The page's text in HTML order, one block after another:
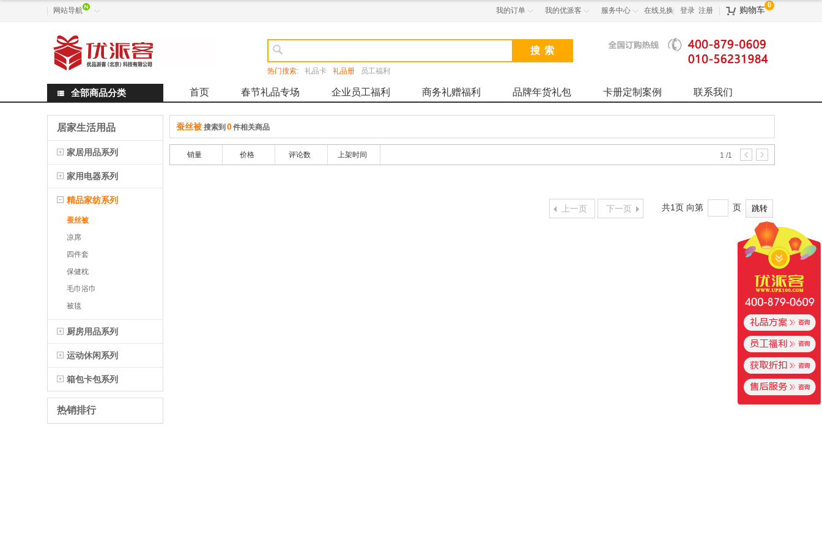
网站导航  我的订单  我的优派客  服务中心  在线兑换 登录 注册 
0
购物车

热门搜索: 礼品卡 礼品册 员工福利
 全部商品分类 首页 春节礼品专场 企业员工福利 商务礼赠福利 品牌年货礼包 卡册定制案例 联系我们
居家生活用品
家居用品系列
家用电器系列
精品家纺系列
蚕丝被
凉席
四件套
保健枕
毛巾浴巾
被毯
厨房用品系列
运动休闲系列
箱包卡包系列
热销排行
蚕丝被 搜索到 0件相关商品
销量 价格 评论数 上架时间 1 /1
上一页 下一页 共1页 向第 页